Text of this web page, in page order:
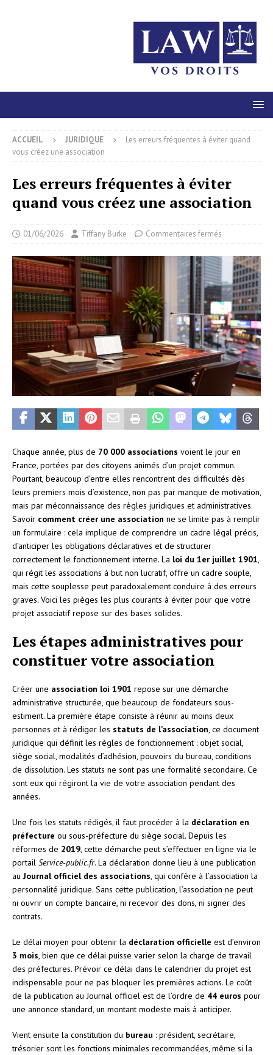
ACCUEIL JURIDIQUE
Les erreurs fréquentes à éviter quand
vous créez une association
Les erreurs fréquentes à éviter
quand vous créez une association
01/06/2026 Tiffany Burke Commentaires fermés
Chaque année, plus de 70 000 associations voient le jour en
France, portées par des citoyens animés d’un projet commun.
Pourtant, beaucoup d’entre elles rencontrent des difficultés dès
leurs premiers mois d’existence, non pas par manque de motivation,
mais par méconnaissance des règles juridiques et administratives.
Savoir comment créer une association ne se limite pas à remplir
un formulaire : cela implique de comprendre un cadre légal précis,
d’anticiper les obligations déclaratives et de structurer
correctement le fonctionnement interne. La loi du 1er juillet 1901,
qui régit les associations à but non lucratif, offre un cadre souple,
mais cette souplesse peut paradoxalement conduire à des erreurs
graves. Voici les pièges les plus courants à éviter pour que votre
projet associatif repose sur des bases solides.
Les étapes administratives pour
constituer votre association
Créer une association loi 1901 repose sur une démarche
administrative structurée, que beaucoup de fondateurs sous-
estiment. La première étape consiste à réunir au moins deux
personnes et à rédiger les statuts de l’association, ce document
juridique qui définit les règles de fonctionnement : objet social,
siège social, modalités d’adhésion, pouvoirs du bureau, conditions
de dissolution. Les statuts ne sont pas une formalité secondaire. Ce
sont eux qui régiront la vie de votre association pendant des
années.
Une fois les statuts rédigés, il faut procéder à la déclaration en
préfecture ou sous-préfecture du siège social. Depuis les
réformes de 2019, cette démarche peut s’effectuer en ligne via le
portail Service-public.fr. La déclaration donne lieu à une publication
au Journal officiel des associations, qui confère à l’association la
personnalité juridique. Sans cette publication, l’association ne peut
ni ouvrir un compte bancaire, ni recevoir des dons, ni signer des
contrats.
Le délai moyen pour obtenir la déclaration officielle est d’environ
3 mois, bien que ce délai puisse varier selon la charge de travail
des préfectures. Prévoir ce délai dans le calendrier du projet est
indispensable pour ne pas bloquer les premières actions. Le coût
de la publication au Journal officiel est de l’ordre de 44 euros pour
une annonce standard, un montant modeste mais à anticiper.
Vient ensuite la constitution du bureau : président, secrétaire,
trésorier sont les fonctions minimales recommandées, même si la